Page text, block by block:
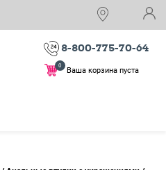
8-800-775-70-64
Ваша корзина пуста
0